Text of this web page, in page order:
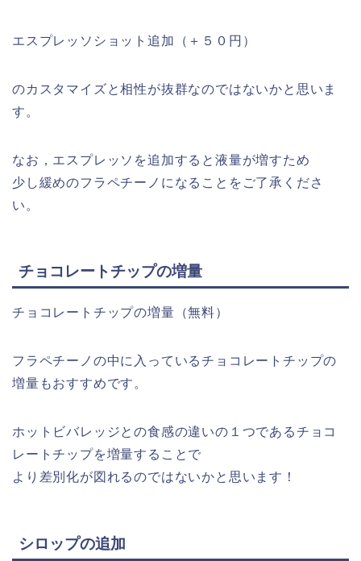
エスプレッソショット追加（＋５０円）
のカスタマイズと相性が抜群なのではないかと思いま
す。
なお，エスプレッソを追加すると液量が増すため
少し緩めのフラペチーノになることをご了承くださ
い。
チョコレートチップの増量
チョコレートチップの増量（無料）
フラペチーノの中に入っているチョコレートチップの
増量もおすすめです。
ホットビバレッジとの食感の違いの１つであるチョコ
レートチップを増量することで
より差別化が図れるのではないかと思います！
シロップの追加